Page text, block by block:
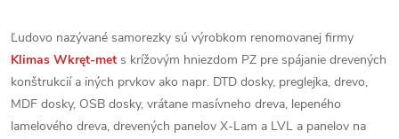
Ľudovo nazývané samorezky sú výrobkom renomovanej firmy
Klimas Wkręt-met s krížovým hniezdom PZ pre spájanie drevených
konštrukcií a iných prvkov ako napr. DTD dosky, preglejka, drevo,
MDF dosky, OSB dosky, vrátane masívneho dreva, lepeného
lamelového dreva, drevených panelov X-Lam a LVL a panelov na